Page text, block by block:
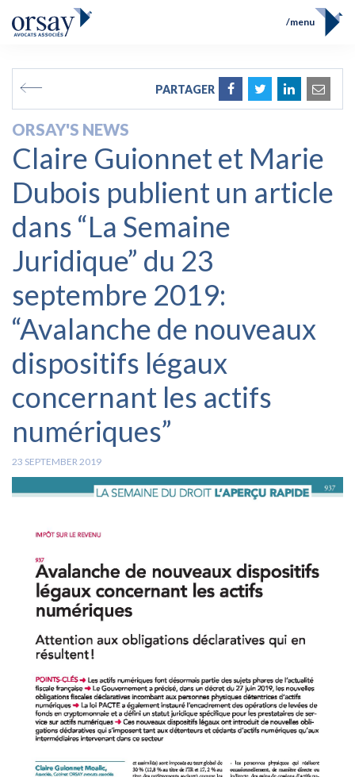
FR
menu
Expertises
Prix et Distinctions
Opérations
News
Contact
PARTAGER
ORSAY'S NEWS
Claire Guionnet et Marie
Dubois publient un article
dans “La Semaine
Juridique” du 23
septembre 2019:
“Avalanche de nouveaux
dispositifs légaux
concernant les actifs
numériques”
23 SEPTEMBER 2019